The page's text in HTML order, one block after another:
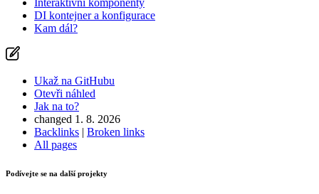
Našli jste na této stránce problém?
Ukaž na GitHubu
Otevři náhled
Nahlásit problém s touto stránkou na GitHubu
DI kontejner a konfigurace
Kam dál?
Ukaž na GitHubu
Otevři náhled
Jak na to?
changed 1. 8. 2026
Backlinks | Broken links
All pages
Podívejte se na další projekty